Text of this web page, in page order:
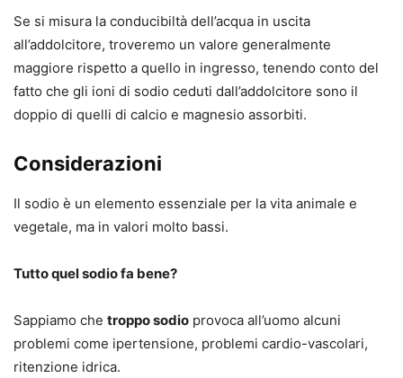
Se si misura la conducibiltà dell’acqua in uscita
all’addolcitore, troveremo un valore generalmente
maggiore rispetto a quello in ingresso, tenendo conto del
fatto che gli ioni di sodio ceduti dall’addolcitore sono il
doppio di quelli di calcio e magnesio assorbiti.
Considerazioni
Il sodio è un elemento essenziale per la vita animale e
vegetale, ma in valori molto bassi.
Tutto quel sodio fa bene?
Sappiamo che troppo sodio provoca all’uomo alcuni
problemi come ipertensione, problemi cardio-vascolari,
ritenzione idrica.